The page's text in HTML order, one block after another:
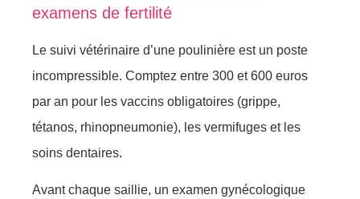
examens de fertilité
Le suivi vétérinaire d’une poulinière est un poste
incompressible. Comptez entre 300 et 600 euros
par an pour les vaccins obligatoires (grippe,
tétanos, rhinopneumonie), les vermifuges et les
soins dentaires.
Avant chaque saillie, un examen gynécologique